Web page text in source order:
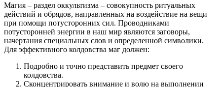
Магия – раздел оккультизма – совокупность ритуальных
действий и обрядов, направленных на воздействие на вещи
при помощи потусторонних сил. Проводниками
потусторонней энергии в наш мир являются заговоры,
начертания специальных слов и определенной символики.
Для эффективного колдовства маг должен:
Подробно и точно представить предмет своего
колдовства.
Сконцентрировать внимание и волю на выполнении